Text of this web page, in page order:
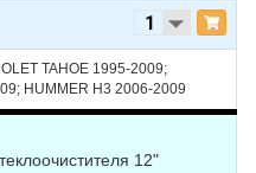
TAHOE 1995-2009;
HUMMER H3 2006-2009
12"